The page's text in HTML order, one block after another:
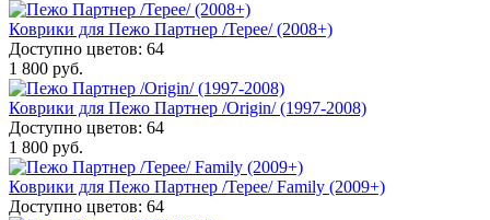
Коврики для Пежо Партнер /Tepee/ (2008+)
Доступно цветов: 64
1 800 руб.
Коврики для Пежо Партнер /Origin/ (1997-2008)
Доступно цветов: 64
1 800 руб.
Коврики для Пежо Партнер /Tepee/ Family (2009+)
Доступно цветов: 64